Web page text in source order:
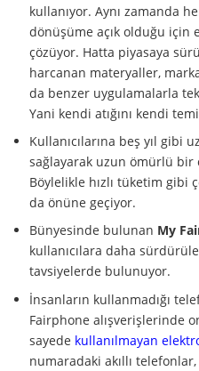
kullanıyor. Aynı zamanda
dönüşüme açık olduğu için
çözüyor. Hatta piyasaya
harcanan materyaller,
da benzer uygulamalarla
Yani kendi atığını kendi
Kullanıcılarına beş yıl gibi
sağlayarak uzun ömürlü bir
Böylelikle hızlı tüketim gibi
da önüne geçiyor.
Bünyesinde bulunan My
kullanıcılara daha
tavsiyelerde bulunuyor.
İnsanların kullanmadığı
Fairphone alışverişlerinde
sayede kullanılmayan
numaradaki akıllı